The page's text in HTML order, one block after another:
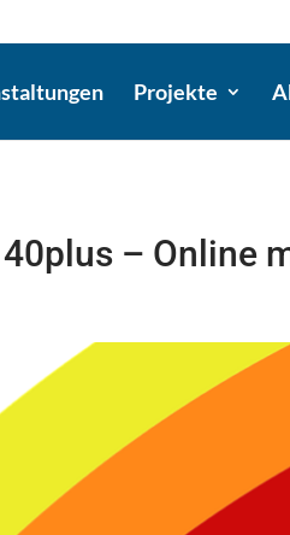
Projekte
– Online